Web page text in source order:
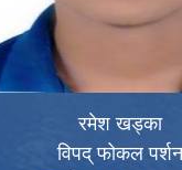
रमेश खड्का
विपद् फोकल पर्शन